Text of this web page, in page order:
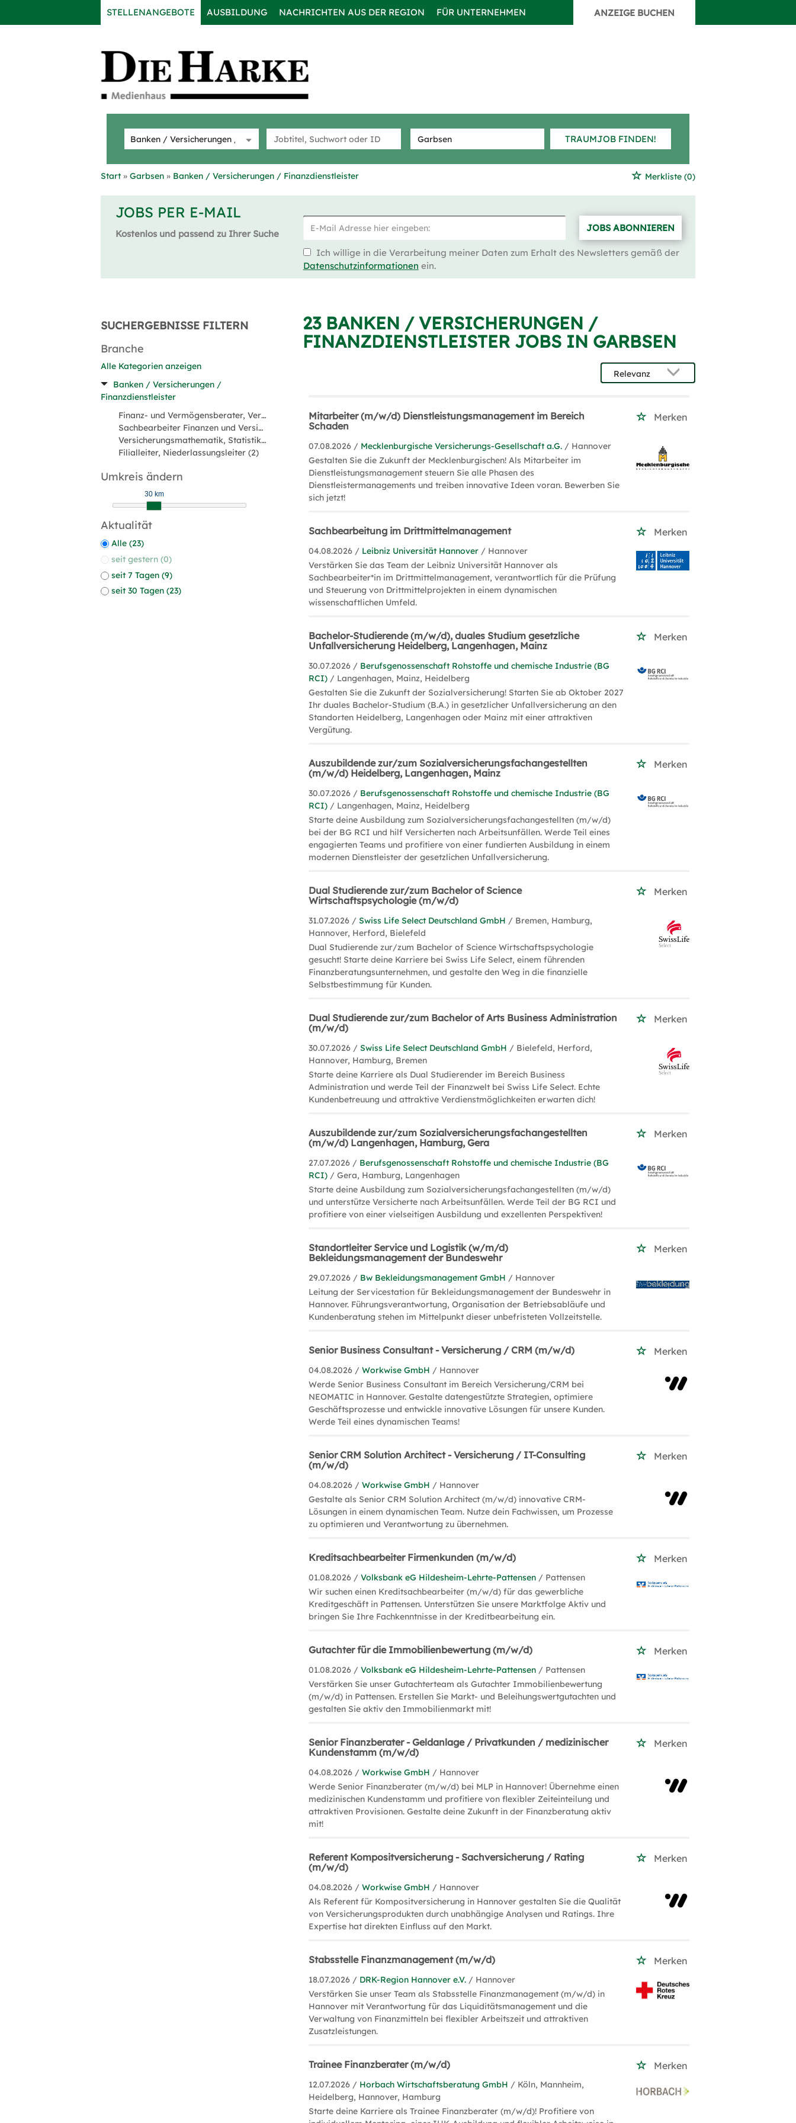
STELLENANGEBOTE AUSBILDUNG NACHRICHTEN AUS DER REGION FÜR UNTERNEHMEN ANZEIGE BUCHEN
TRAUMJOB FINDEN!
Start Garbsen Banken / Versicherungen / Finanzdienstleister Merkliste (0)
JOBS PER E-MAIL
Kostenlos und passend zu Ihrer Suche
JOBS ABONNIEREN
Ich willige in die Verarbeitung meiner Daten zum Erhalt des Newsletters gemäß der
Datenschutzinformationen ein.
SUCHERGEBNISSE FILTERN
Branche
Alle Kategorien anzeigen
Banken / Versicherungen /
Finanzdienstleister
Finanz- und Vermögensberater, Versicherungsvermittler (14)
Sachbearbeiter Finanzen und Versicherungen (10)
Versicherungsmathematik, Statistik, Underwriting (10)
Filialleiter, Niederlassungsleiter (2)
Umkreis ändern
30 km
Aktualität
Alle (23)
seit gestern (0)
seit 7 Tagen (9)
seit 30 Tagen (23)
23 BANKEN / VERSICHERUNGEN /
FINANZDIENSTLEISTER JOBS IN GARBSEN
Mitarbeiter (m/w/d) Dienstleistungsmanagement im Bereich
Schaden
Merken
07.08.2026 / Mecklenburgische Versicherungs-Gesellschaft a.G. / Hannover
Gestalten Sie die Zukunft der Mecklenburgischen! Als Mitarbeiter im
Dienstleistungsmanagement steuern Sie alle Phasen des
Dienstleistermanagements und treiben innovative Ideen voran. Bewerben Sie
sich jetzt!
Sachbearbeitung im Drittmittelmanagement Merken
04.08.2026 / Leibniz Universität Hannover / Hannover
Verstärken Sie das Team der Leibniz Universität Hannover als
Sachbearbeiter*in im Drittmittelmanagement, verantwortlich für die Prüfung
und Steuerung von Drittmittelprojekten in einem dynamischen
wissenschaftlichen Umfeld.
Bachelor-Studierende (m/w/d), duales Studium gesetzliche
Unfallversicherung Heidelberg, Langenhagen, Mainz
Merken
30.07.2026 / Berufsgenossenschaft Rohstoffe und chemische Industrie (BG
RCI) / Langenhagen, Mainz, Heidelberg
Gestalten Sie die Zukunft der Sozialversicherung! Starten Sie ab Oktober 2027
Ihr duales Bachelor-Studium (B.A.) in gesetzlicher Unfallversicherung an den
Standorten Heidelberg, Langenhagen oder Mainz mit einer attraktiven
Vergütung.
Auszubildende zur/zum Sozialversicherungsfachangestellten
(m/w/d) Heidelberg, Langenhagen, Mainz
Merken
30.07.2026 / Berufsgenossenschaft Rohstoffe und chemische Industrie (BG
RCI) / Langenhagen, Mainz, Heidelberg
Starte deine Ausbildung zum Sozialversicherungsfachangestellten (m/w/d)
bei der BG RCI und hilf Versicherten nach Arbeitsunfällen. Werde Teil eines
engagierten Teams und profitiere von einer fundierten Ausbildung in einem
modernen Dienstleister der gesetzlichen Unfallversicherung.
Dual Studierende zur/zum Bachelor of Science
Wirtschaftspsychologie (m/w/d)
Merken
31.07.2026 /Swiss Life Select Deutschland GmbH / Bremen, Hamburg,
Hannover, Herford, Bielefeld
Dual Studierende zur/zum Bachelor of Science Wirtschaftspsychologie
gesucht! Starte deine Karriere bei Swiss Life Select, einem führenden
Finanzberatungsunternehmen, und gestalte den Weg in die finanzielle
Selbstbestimmung für Kunden.
Dual Studierende zur/zum Bachelor of Arts Business Administration
(m/w/d)
Merken
30.07.2026 /Swiss Life Select Deutschland GmbH / Bielefeld, Herford,
Hannover, Hamburg, Bremen
Starte deine Karriere als Dual Studierender im Bereich Business
Administration und werde Teil der Finanzwelt bei Swiss Life Select. Echte
Kundenbetreuung und attraktive Verdienstmöglichkeiten erwarten dich!
Auszubildende zur/zum Sozialversicherungsfachangestellten
(m/w/d) Langenhagen, Hamburg, Gera
Merken
27.07.2026 / Berufsgenossenschaft Rohstoffe und chemische Industrie (BG
RCI) / Gera, Hamburg, Langenhagen
Starte deine Ausbildung zum Sozialversicherungsfachangestellten (m/w/d)
und unterstütze Versicherte nach Arbeitsunfällen. Werde Teil der BG RCI und
profitiere von einer vielseitigen Ausbildung und exzellenten Perspektiven!
Standortleiter Service und Logistik (w/m/d)
Bekleidungsmanagement der Bundeswehr
Merken
29.07.2026 / Bw Bekleidungsmanagement GmbH / Hannover
Leitung der Servicestation für Bekleidungsmanagement der Bundeswehr in
Hannover. Führungsverantwortung, Organisation der Betriebsabläufe und
Kundenberatung stehen im Mittelpunkt dieser unbefristeten Vollzeitstelle.
Senior Business Consultant - Versicherung / CRM (m/w/d) Merken
04.08.2026 /Workwise GmbH / Hannover
Werde Senior Business Consultant im Bereich Versicherung/CRM bei
NEOMATIC in Hannover. Gestalte datengestützte Strategien, optimiere
Geschäftsprozesse und entwickle innovative Lösungen für unsere Kunden.
Werde Teil eines dynamischen Teams!
Senior CRM Solution Architect - Versicherung / IT-Consulting
(m/w/d)
Merken
04.08.2026 /Workwise GmbH / Hannover
Gestalte als Senior CRM Solution Architect (m/w/d) innovative CRM-
Lösungen in einem dynamischen Team. Nutze dein Fachwissen, um Prozesse
zu optimieren und Verantwortung zu übernehmen.
Kreditsachbearbeiter Firmenkunden (m/w/d) Merken
01.08.2026 /Volksbank eG Hildesheim-Lehrte-Pattensen / Pattensen
Wir suchen einen Kreditsachbearbeiter (m/w/d) für das gewerbliche
Kreditgeschäft in Pattensen. Unterstützen Sie unsere Marktfolge Aktiv und
bringen Sie Ihre Fachkenntnisse in der Kreditbearbeitung ein.
Gutachter für die Immobilienbewertung (m/w/d) Merken
01.08.2026 /Volksbank eG Hildesheim-Lehrte-Pattensen / Pattensen
Verstärken Sie unser Gutachterteam als Gutachter Immobilienbewertung
(m/w/d) in Pattensen. Erstellen Sie Markt- und Beleihungswertgutachten und
gestalten Sie aktiv den Immobilienmarkt mit!
Senior Finanzberater - Geldanlage / Privatkunden / medizinischer
Kundenstamm (m/w/d)
Merken
04.08.2026 /Workwise GmbH / Hannover
Werde Senior Finanzberater (m/w/d) bei MLP in Hannover! Übernehme einen
medizinischen Kundenstamm und profitiere von flexibler Zeiteinteilung und
attraktiven Provisionen. Gestalte deine Zukunft in der Finanzberatung aktiv
mit!
Referent Kompositversicherung - Sachversicherung / Rating
(m/w/d)
Merken
04.08.2026 /Workwise GmbH / Hannover
Als Referent für Kompositversicherung in Hannover gestalten Sie die Qualität
von Versicherungsprodukten durch unabhängige Analysen und Ratings. Ihre
Expertise hat direkten Einfluss auf den Markt.
Stabsstelle Finanzmanagement (m/w/d) Merken
18.07.2026 / DRK-Region Hannover e.V. / Hannover
Verstärken Sie unser Team als Stabsstelle Finanzmanagement (m/w/d) in
Hannover mit Verantwortung für das Liquiditätsmanagement und die
Verwaltung von Finanzmitteln bei flexibler Arbeitszeit und attraktiven
Zusatzleistungen.
Trainee Finanzberater (m/w/d) Merken
12.07.2026 / Horbach Wirtschaftsberatung GmbH / Köln, Mannheim,
Heidelberg, Hannover, Hamburg
Starte deine Karriere als Trainee Finanzberater (m/w/d)! Profitiere von